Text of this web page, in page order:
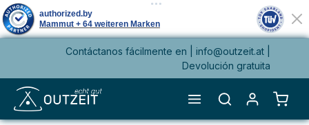
principalContáctanos fácilmente en | info@outzeit.at
Devolución gratuita
El